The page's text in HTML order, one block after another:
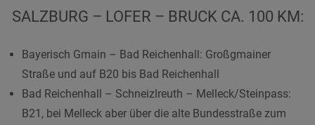
SALZBURG – LOFER – BRUCK CA. 100 KM:
Bayerisch Gmain – Bad Reichenhall: Großgmainer
Straße und auf B20 bis Bad Reichenhall
Bad Reichenhall – Schneizlreuth – Melleck/Steinpass:
B21, bei Melleck aber über die alte Bundesstraße zum